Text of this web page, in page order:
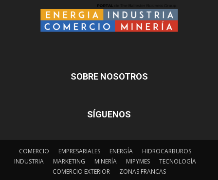
SOBRE NOSOTROS
SÍGUENOS
COMERCIO EMPRESARIALES ENERGÍA
HIDROCARBUROS
INDUSTRIA
MARKETING MINERÍA MIPYMES
TECNOLOGÍA
COMERCIO EXTERIOR
ZONAS FRANCAS